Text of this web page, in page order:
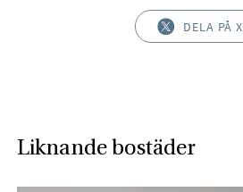
DELA PÅ X
Liknande bostäder